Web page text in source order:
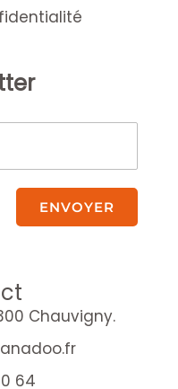
ENVOYER
Chauvigny.
64